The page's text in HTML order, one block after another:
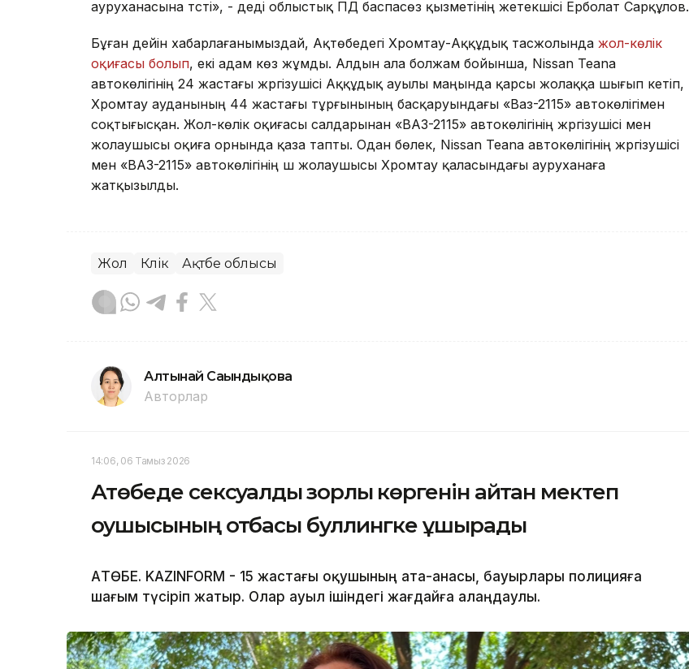
ауруханасына түсті», - деді облыстық ПД баспасөз қызметінің жетекшісі Ерболат Сарқұлов.
Бұған дейін хабарлағанымыздай, Ақтөбедегі Хромтау-Аққұдық тасжолында жол-көлік
оқиғасы болып, екі адам көз жұмды. Алдын ала болжам бойынша, Nissan Teana
автокөлігінің 24 жастағы жүргізушісі Аққұдық ауылы маңында қарсы жолаққа шығып кетіп,
Хромтау ауданының 44 жастағы тұрғынының басқаруындағы «Ваз-2115» автокөлігімен
соқтығысқан. Жол-көлік оқиғасы салдарынан «ВАЗ-2115» автокөлігінің жүргізушісі мен
жолаушысы оқиға орнында қаза тапты. Одан бөлек, Nissan Teana автокөлігінің жүргізушісі
мен «ВАЗ-2115» автокөлігінің үш жолаушысы Хромтау қаласындағы ауруханаға
жатқызылды.
Жол Көлік Ақтөбе облысы
Алтынай Сағындықова
Авторлар
14:06, 06 Тамыз 2026
Ақтөбеде сексуалдық зорлық көргенін айтқан мектеп
оқушысының отбасы буллингке ұшырады
АҚТӨБЕ. KAZINFORM - 15 жастағы оқушының ата-анасы, бауырлары полицияға
шағым түсіріп жатыр. Олар ауыл ішіндегі жағдайға алаңдаулы.